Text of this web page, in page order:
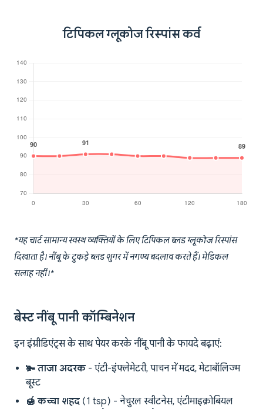
टिपिकल ग्लूकोज रिस्पांस कर्व
*यह चार्ट सामान्य स्वस्थ व्यक्तियों के लिए टिपिकल ब्लड ग्लूकोज रिस्पांस
दिखाता है। नींबू के टुकड़े ब्लड शुगर में नगण्य बदलाव करते हैं। मेडिकल
सलाह नहीं।*
बेस्ट नींबू पानी कॉम्बिनेशन
इन इंग्रीडिएंट्स के साथ पेयर करके नींबू पानी के फायदे बढ़ाएं:
🫚 ताजा अदरक - एंटी-इंफ्लेमेटरी, पाचन में मदद, मेटाबॉलिज्म
बूस्ट
🍯 कच्चा शहद (1 tsp) - नेचुरल स्वीटनेस, एंटीमाइक्रोबियल